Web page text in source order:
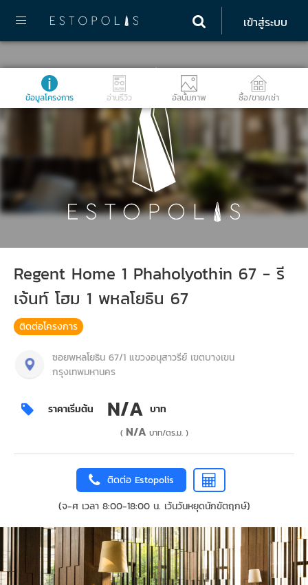
เข้าสู่ระบบ
ข้อมูลโครงการ อ่านรีวิว อัลบั้มภาพ ซื้อ/ขาย/เช่า
Regent Home 1 Phaholyothin 67 - รี
เจ้นท์ โฮม 1 พหลโยธิน 67
ติดต่อโครงการ
ซอยพหลโยธิน 67/1 แขวงอนุสาวรีย์ เขตบางเขน
กรุงเทพมหานคร
ราคาเริ่มต้น N/A บาท
( N/A บาท/ตร.ม. )
ติดต่อ Estopolis
(จ-ศ เวลา 8:00-18:00 น. เว้นวันหยุดนักขัตฤกษ์)